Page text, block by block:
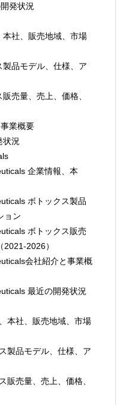
開発状況
事業概要
状況
ョン
2026）
最近の開発状況